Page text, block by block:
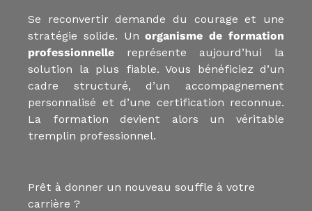
Se reconvertir demande du courage et une
stratégie solide. Unorganisme de formation
professionnelle représente aujourd’hui la
solution la plus fiable. Vous bénéficiez d’un
cadre structuré, d’un accompagnement
personnalisé et d’une certification reconnue.
La formation devient alors un véritable
tremplin professionnel.
Prêt à donner un nouveau souffle à votre
carrière ?